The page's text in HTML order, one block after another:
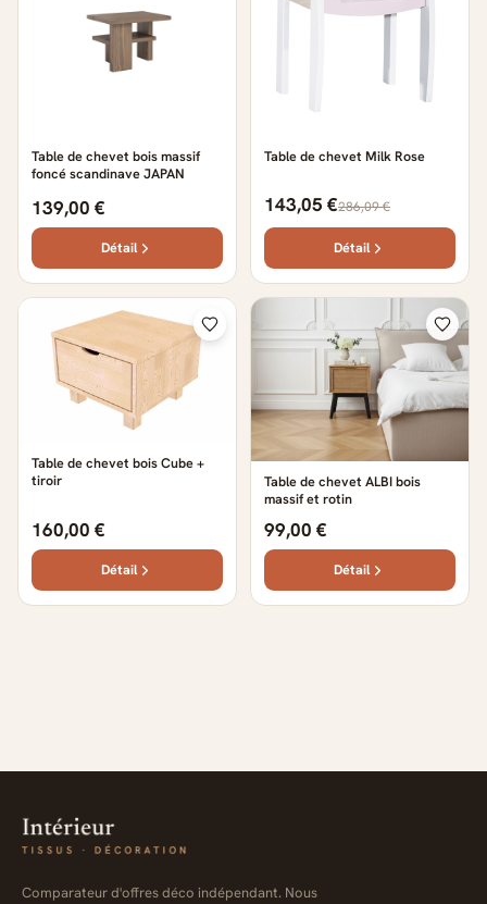
Table de chevet bois massif
foncé scandinave JAPAN
139,00 €
Détail
Table de chevet Milk Rose
143,05 €286,09 €
Détail
Table de chevet bois Cube +
tiroir
160,00 €
Détail
Table de chevet ALBI bois
massif et rotin
99,00 €
Détail
Comparateur d'offres déco indépendant. Nous